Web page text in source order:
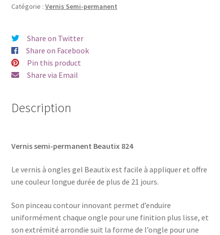
permanent
Catégorie : Vernis Semi-permanent
Share on Twitter
Share on Facebook
Pin this product
Share via Email
Description
Vernis semi-permanent Beautix 824
Le vernis à ongles gel Beautix est facile à appliquer et offre
une couleur longue durée de plus de 21 jours.
Son pinceau contour innovant permet d’enduire
uniformément chaque ongle pour une finition plus lisse, et
son extrémité arrondie suit la forme de l’ongle pour une